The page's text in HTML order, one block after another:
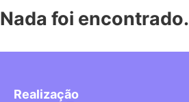
Nada foi encontrado.
Realização